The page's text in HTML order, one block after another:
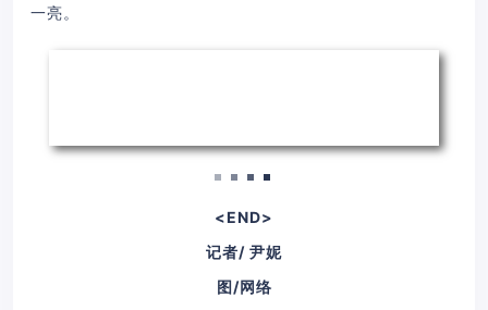
一亮。
<END>
记者/ 尹妮
图/网络